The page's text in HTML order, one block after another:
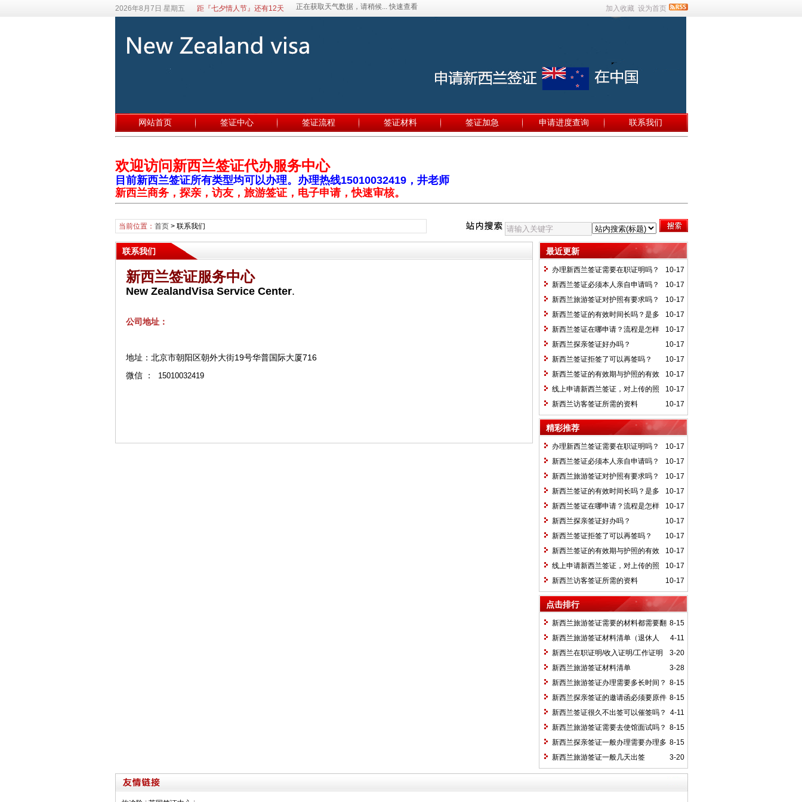
2026年8月7日 星期五 距『七夕情人节』还有12天 加入收藏 设为首页
网站首页 签证中心 签证流程 签证材料 签证加急 申请进度查询 联系我们
欢迎访问新西兰签证代办服务中心
目前新西兰签证所有类型均可以办理。办理热线15010032419，井老师
新西兰商务，探亲，访友，旅游签证，电子申请，快速审核。
当前位置： 首页> 联系我们
联系我们
新西兰签证服务中心
New ZealandVisa Service Center.
公司地址：
地址： 北京市朝阳区朝外大街19号华普国际大厦716
微信 ：
15010032419
最近更新
10-17
办理新西兰签证需要在职证明吗？
10-17
新西兰签证必须本人亲自申请吗？
10-17
新西兰旅游签证对护照有要求吗？
10-17
新西兰签证的有效时间长吗？是多
久？
10-17
新西兰签证在哪申请？流程是怎样
的？
10-17
新西兰探亲签证好办吗？
10-17
新西兰签证拒签了可以再签吗？
10-17
新西兰签证的有效期与护照的有效
期有关吗？
10-17
线上申请新西兰签证，对上传的照
片有哪些要求？
10-17
新西兰访客签证所需的资料
精彩推荐
10-17
办理新西兰签证需要在职证明吗？
10-17
新西兰签证必须本人亲自申请吗？
10-17
新西兰旅游签证对护照有要求吗？
10-17
新西兰签证的有效时间长吗？是多
久？
10-17
新西兰签证在哪申请？流程是怎样
的？
10-17
新西兰探亲签证好办吗？
10-17
新西兰签证拒签了可以再签吗？
10-17
新西兰签证的有效期与护照的有效
期有关吗？
10-17
线上申请新西兰签证，对上传的照
片有哪些要求？
10-17
新西兰访客签证所需的资料
点击排行
8-15
新西兰旅游签证需要的材料都需要翻
译成英文吗？
4-11
新西兰旅游签证材料清单（退休人
员）
3-20
新西兰在职证明/收入证明/工作证明
模板
3-28
新西兰旅游签证材料清单
8-15
新西兰旅游签证办理需要多长时间？
8-15
新西兰探亲签证的邀请函必须要原件
吗？
4-11
新西兰签证很久不出签可以催签吗？
8-15
新西兰旅游签证需要去使馆面试吗？
8-15
新西兰探亲签证一般办理需要办理多
长时间？
3-20
新西兰旅游签证一般几天出签